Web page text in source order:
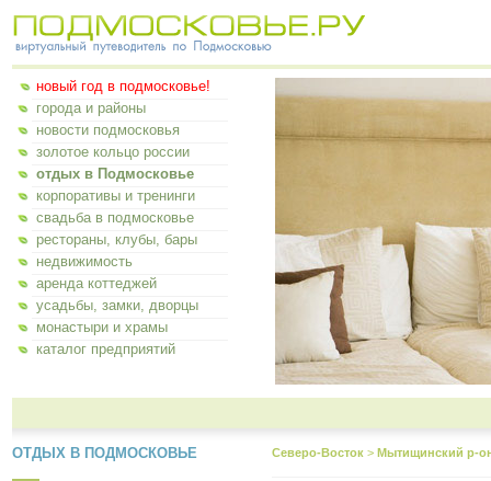
новый год в подмосковье!
города и районы
новости подмосковья
золотое кольцо россии
отдых в Подмосковье
корпоративы и тренинги
свадьба в подмосковье
рестораны, клубы, бары
недвижимость
аренда коттеджей
усадьбы, замки, дворцы
монастыри и храмы
каталог предприятий
ОТДЫХ В ПОДМОСКОВЬЕ Северо-Восток > Мытищинский р-